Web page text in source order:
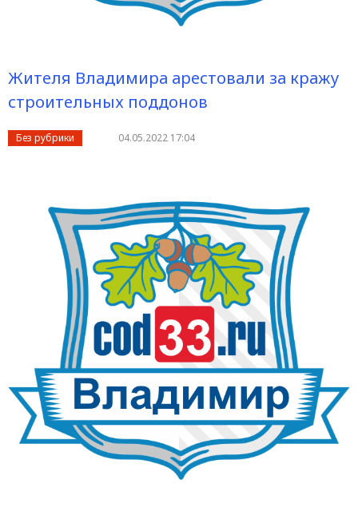
Жителя Владимира арестовали за кражу
строительных поддонов
Без рубрики 04.05.2022 17:04